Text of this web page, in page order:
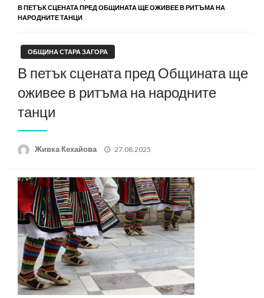
В ПЕТЪК СЦЕНАТА ПРЕД ОБЩИНАТА ЩЕ ОЖИВЕЕ В РИТЪМА НА
НАРОДНИТЕ ТАНЦИ
ОБЩИНА СТАРА ЗАГОРА
В петък сцената пред Общината ще
оживее в ритъма на народните
танци
Живка Кехайова
Posted
27.08.2025